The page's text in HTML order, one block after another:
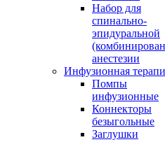
Набор для
спинально-
эпидуральной
анестезии
Инфузионная
Помпы
инфузионные
Коннекторы
безыгольные
Заглушки